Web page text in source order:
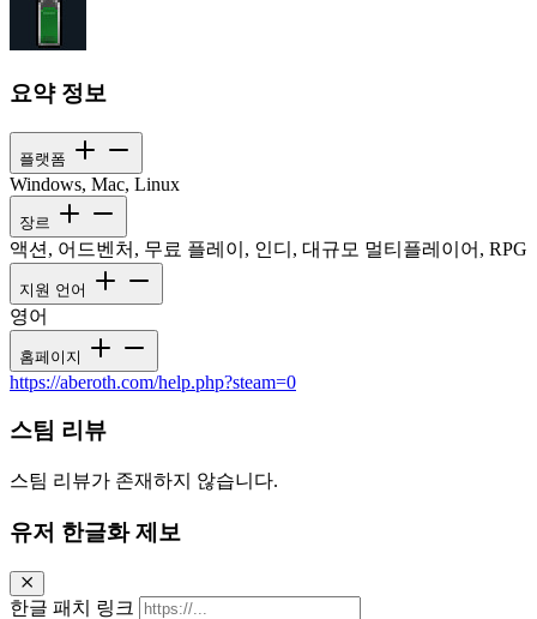
요약 정보
플랫폼
Windows, Mac, Linux
장르
액션, 어드벤처, 무료 플레이, 인디, 대규모 멀티플레이어, RPG
지원 언어
영어
홈페이지
https://aberoth.com/help.php?steam=0
스팀 리뷰
스팀 리뷰가 존재하지 않습니다.
유저 한글화 제보
한글 패치 링크